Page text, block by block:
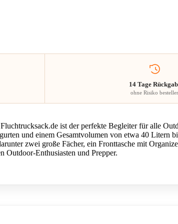
14 Tage
ohne Risiko
ist der perfekte Begleiter für alle
und einem Gesamtvolumen von etwa 40 Litern
zwei große Fächer, ein Fronttasche mit
Outdoor-Enthusiasten und Prepper.